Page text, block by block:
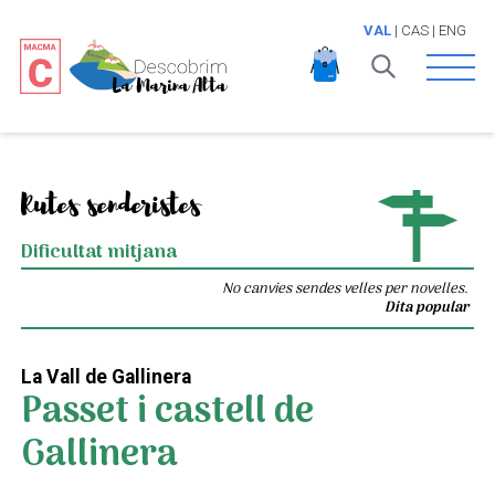
VAL| CAS| ENG
Open
Rutes senderistes
Dificultat mitjana
No canvies sendes velles per novelles.
Dita popular
La Vall de Gallinera
Passet i castell de
Gallinera